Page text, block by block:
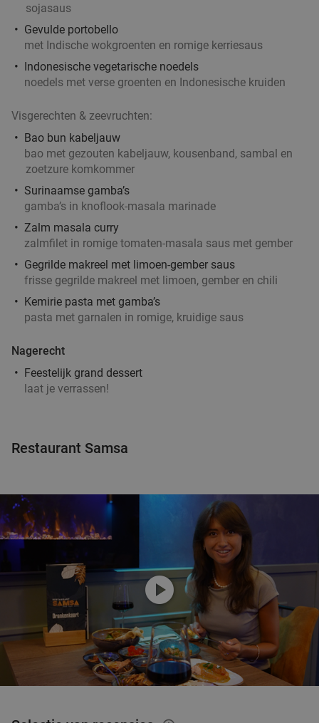
sojasaus
Gevulde portobello
met Indische wokgroenten en romige kerriesaus
Indonesische vegetarische noedels
noedels met verse groenten en Indonesische kruiden
Visgerechten & zeevruchten:
Bao bun kabeljauw
bao met gezouten kabeljauw, kousenband, sambal en
zoetzure komkommer
Surinaamse gamba’s
gamba’s in knoflook-masala marinade
Zalm masala curry
zalmfilet in romige tomaten-masala saus met gember
Gegrilde makreel met limoen-gember saus
frisse gegrilde makreel met limoen, gember en chili
Kemirie pasta met gamba’s
pasta met garnalen in romige, kruidige saus
Nagerecht
Feestelijk grand dessert
laat je verrassen!
Restaurant Samsa
play_circle